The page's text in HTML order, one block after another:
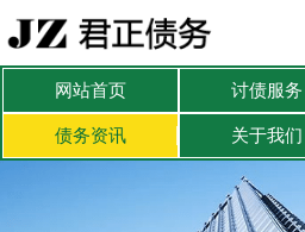
网站首页 讨债服务
债务资讯 关于我们